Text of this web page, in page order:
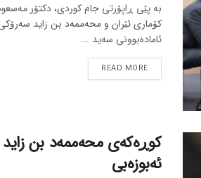
بە پێی ڕاپۆرتی جام کوردی، دکتۆر
کۆماری ئێران و محەممەد بن زاید
ئامادەبوونی سەید ...
READ MORE
کوڕەکەی محەممەد بن
ئەبوزەبی